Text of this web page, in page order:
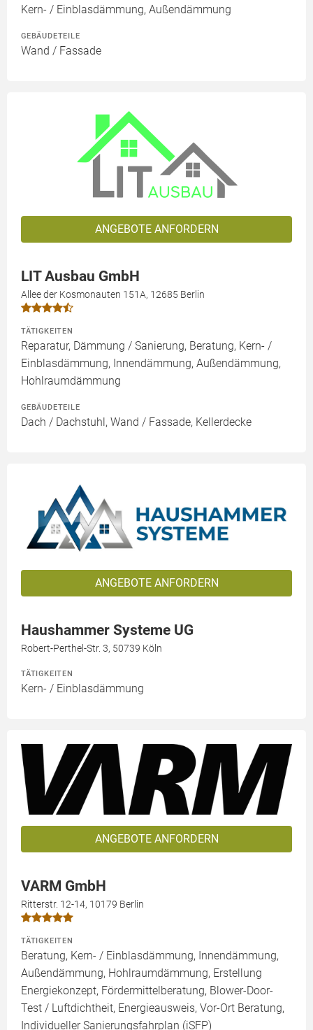
Kern- / Einblasdämmung, Außendämmung
GEBÄUDETEILE
Wand / Fassade
ANGEBOTE ANFORDERN
LIT Ausbau GmbH
Allee der Kosmonauten 151A, 12685 Berlin
TÄTIGKEITEN
Reparatur, Dämmung / Sanierung, Beratung, Kern- /
Einblasdämmung, Innendämmung, Außendämmung,
Hohlraumdämmung
GEBÄUDETEILE
Dach / Dachstuhl, Wand / Fassade, Kellerdecke
ANGEBOTE ANFORDERN
Haushammer Systeme UG
Robert-Perthel-Str. 3, 50739 Köln
TÄTIGKEITEN
Kern- / Einblasdämmung
ANGEBOTE ANFORDERN
VARM GmbH
Ritterstr. 12-14, 10179 Berlin
TÄTIGKEITEN
Beratung, Kern- / Einblasdämmung, Innendämmung,
Außendämmung, Hohlraumdämmung, Erstellung
Energiekonzept, Fördermittelberatung, Blower-Door-
Test / Luftdichtheit, Energieausweis, Vor-Ort Beratung,
Individueller Sanierungsfahrplan (iSFP)